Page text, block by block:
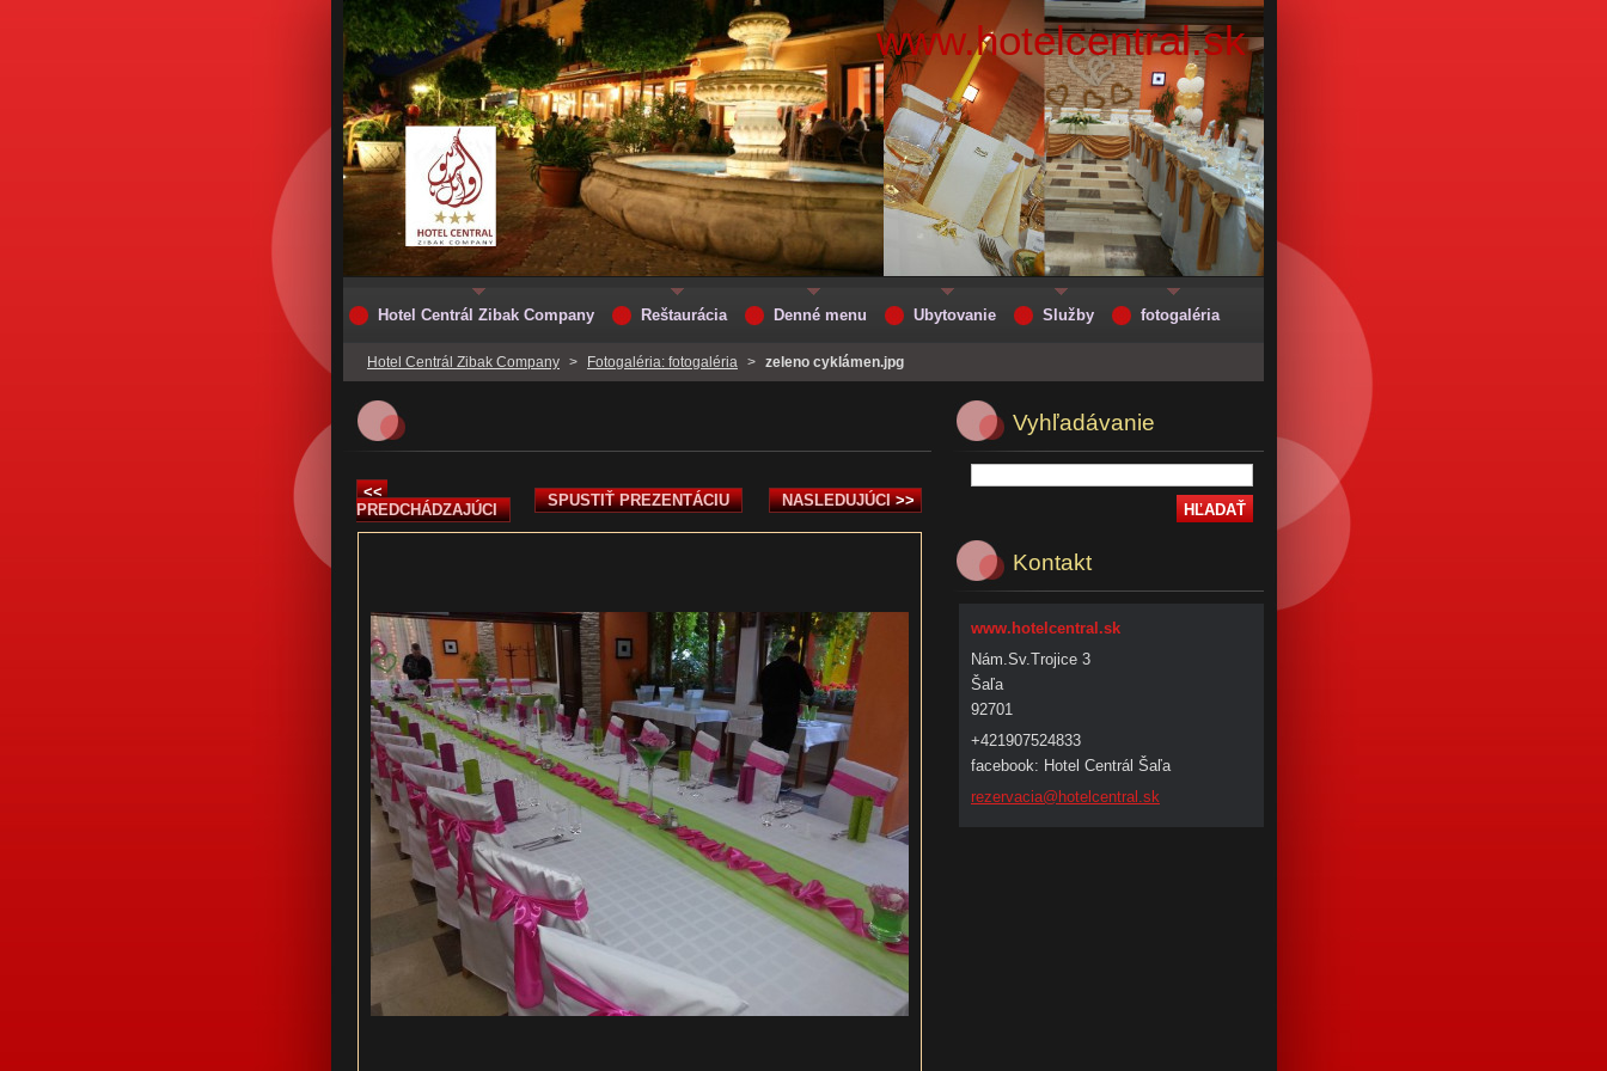
www.hotelcentral.sk
Hotel Centrál Zibak Company > Fotogaléria: fotogaléria > zeleno cyklámen.jpg
<<
PREDCHÁDZAJÚCI
SPUSTIŤ PREZENTÁCIU NASLEDUJÚCI >>
Vyhľadávanie
Kontakt
www.hotelcentral.sk
Nám.Sv.Trojice 3
Šaľa
92701
+421907524833
facebook: Hotel Centrál Šaľa
rezervacia@hotel central.sk
Hotel Centrál Zibak Company Reštaurácia Denné menu Ubytovanie Služby fotogaléria